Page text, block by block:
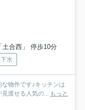
土合西」 停歩10分
水
物件です♪キッチンは
渡せる人気の... もっと